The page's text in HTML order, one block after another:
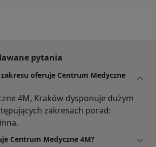
pytania
oferuje Centrum Medyczne
4M, Kraków dysponuje dużym
zakresach porad:
Centrum Medyczne 4M?